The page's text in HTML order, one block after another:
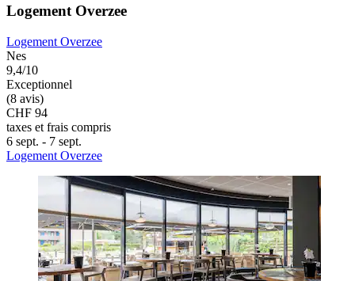
Logement Overzee
Logement Overzee
Nes
9,4/10
Exceptionnel
(8 avis)
CHF 94
taxes et frais compris
6 sept. - 7 sept.
Logement Overzee